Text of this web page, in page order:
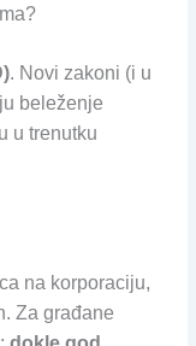
. Novi zakoni (i u
beleženje
u trenutku
na korporaciju,
Za građane